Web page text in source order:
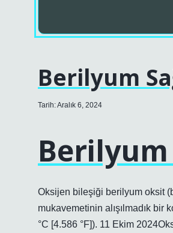
Berilyum
Tarih: Aralık 6, 2024
Berilyum
Oksijen bileşiği berilyum oksit
mukavemetinin alışılmadık bir
°C [4.586 °F]). 11 Ekim